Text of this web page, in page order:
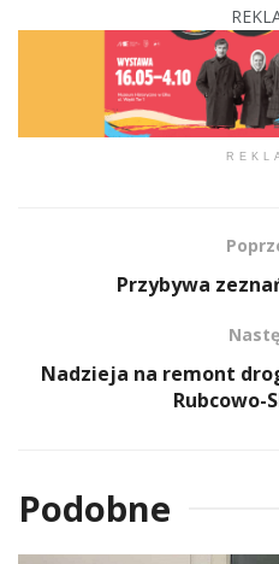
Przybywa
Nadzieja na remont
Rubcowo-
Podobne